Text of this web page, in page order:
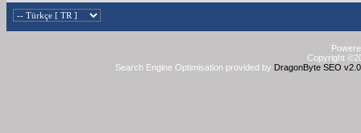
Copyright
Search Engine Optimisation provided by DragonByte SEO